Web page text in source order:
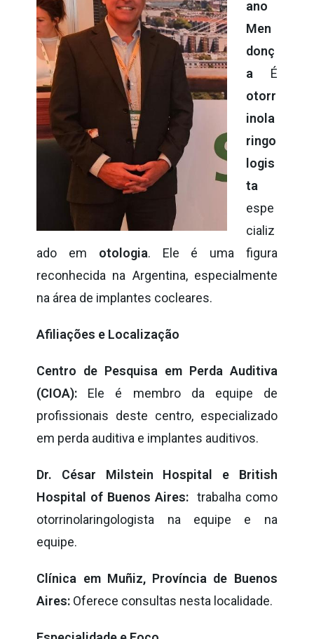
ano
Men
donç
a É
otorr
inola
ringo
logis
ta
espe
cializ
ado em otologia. Ele é uma figura
reconhecida na Argentina, especialmente
na área de implantes cocleares.
Afiliações e Localização
Centro de Pesquisa em Perda Auditiva
(CIOA): Ele é membro da equipe de
profissionais deste centro, especializado
em perda auditiva e implantes auditivos.
Dr. César Milstein Hospital e British
Hospital of Buenos Aires: trabalha como
otorrinolaringologista na equipe e na
equipe.
Clínica em Muñiz, Província de Buenos
Aires: Oferece consultas nesta localidade.